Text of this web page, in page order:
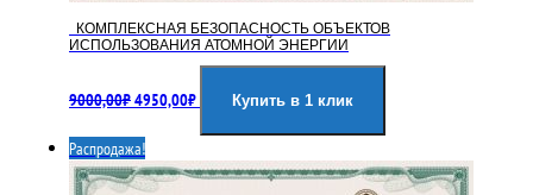
КОМПЛЕКСНАЯ БЕЗОПАСНОСТЬ ОБЪЕКТОВ
ИСПОЛЬЗОВАНИЯ АТОМНОЙ ЭНЕРГИИ
9000,00₽цена
9000,00₽.
4950,00₽цена:
Купить в 1 клик
Распродажа!